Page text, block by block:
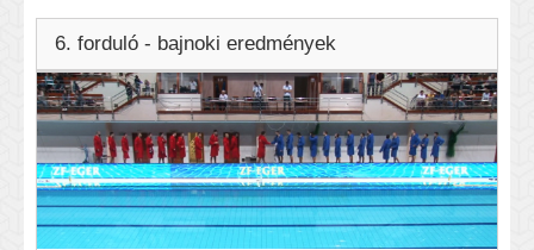
6. forduló - bajnoki eredmények